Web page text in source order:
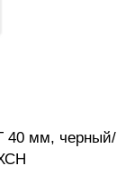
40 мм, черный/